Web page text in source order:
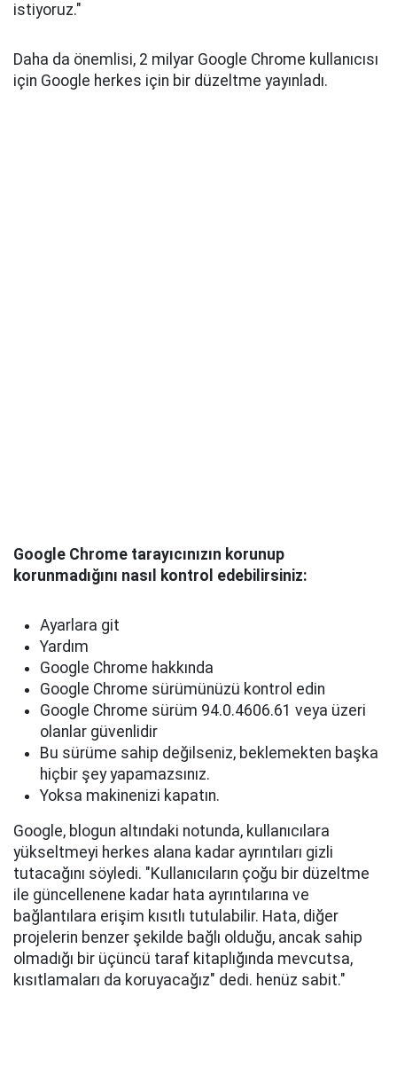
istiyoruz."
Daha da önemlisi, 2 milyar Google Chrome kullanıcısı
için Google herkes için bir düzeltme yayınladı.
Google Chrome tarayıcınızın korunup
korunmadığını nasıl kontrol edebilirsiniz:
Ayarlara git
Yardım
Google Chrome hakkında
Google Chrome sürümünüzü kontrol edin
Google Chrome sürüm 94.0.4606.61 veya üzeri
olanlar güvenlidir
Bu sürüme sahip değilseniz, beklemekten başka
hiçbir şey yapamazsınız.
Yoksa makinenizi kapatın.
Google, blogun altındaki notunda, kullanıcılara
yükseltmeyi herkes alana kadar ayrıntıları gizli
tutacağını söyledi. "Kullanıcıların çoğu bir düzeltme
ile güncellenene kadar hata ayrıntılarına ve
bağlantılara erişim kısıtlı tutulabilir. Hata, diğer
projelerin benzer şekilde bağlı olduğu, ancak sahip
olmadığı bir üçüncü taraf kitaplığında mevcutsa,
kısıtlamaları da koruyacağız" dedi. henüz sabit."